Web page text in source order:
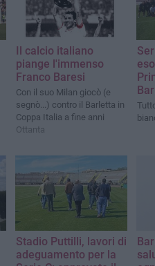
Il calcio italiano
piange l'immenso
Franco Baresi
Con il suo Milan giocò (e
segnò...) contro il Barletta in
Coppa Italia a fine anni
Ottanta
Stadio Puttilli, lavori di
adeguamento per la